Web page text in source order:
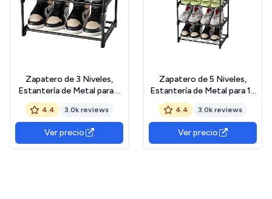
Zapatero de 3 Niveles,
Estantería de Metal para 6
Pares de Zapatos, Zapatera
de Almacenamiento,
Estantería de Zapatos
Apilable para Entrada, Baño,
Sala de Estar, Armario
4.4 3.0k reviews
Ver precio
Zapatero de 5 Niveles,
Estantería de Metal para 10
Pares de Zapatos, Zapatera
de Almacenamiento,
Estantería de Zapatos
Apilable para Entrada, Baño,
Sala de Estar, Armario
4.4 3.0k reviews
Ver precio